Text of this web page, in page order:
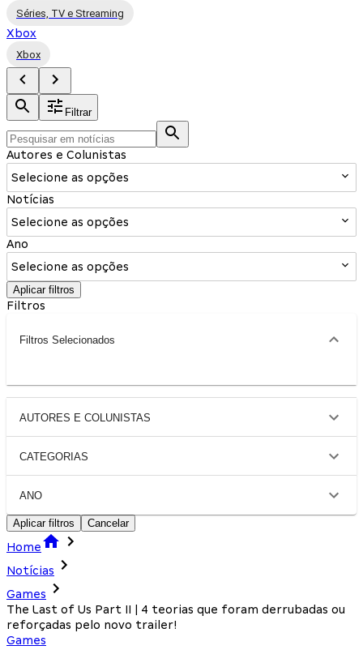
Séries, TV e Streaming
Xbox
Xbox
Filtrar
Autores e Colunistas
Selecione as opções
Notícias
Selecione as opções
Ano
Selecione as opções
Aplicar filtros
Filtros
Filtros Selecionados
AUTORES E COLUNISTAS
CATEGORIAS
ANO
Aplicar filtros Cancelar
Home
Notícias
Games
The Last of Us Part II | 4 teorias que foram derrubadas ou
reforçadas pelo novo trailer!
Games